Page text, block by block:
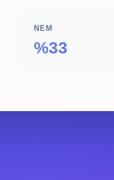
NEM
%33